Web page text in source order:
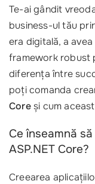
Te-ai gândit
business-ul tău
era digitală, a
framework robust
diferența între
poți comanda
Coreși cum
Ce înseamnă
ASP.NET Core?
Creearea